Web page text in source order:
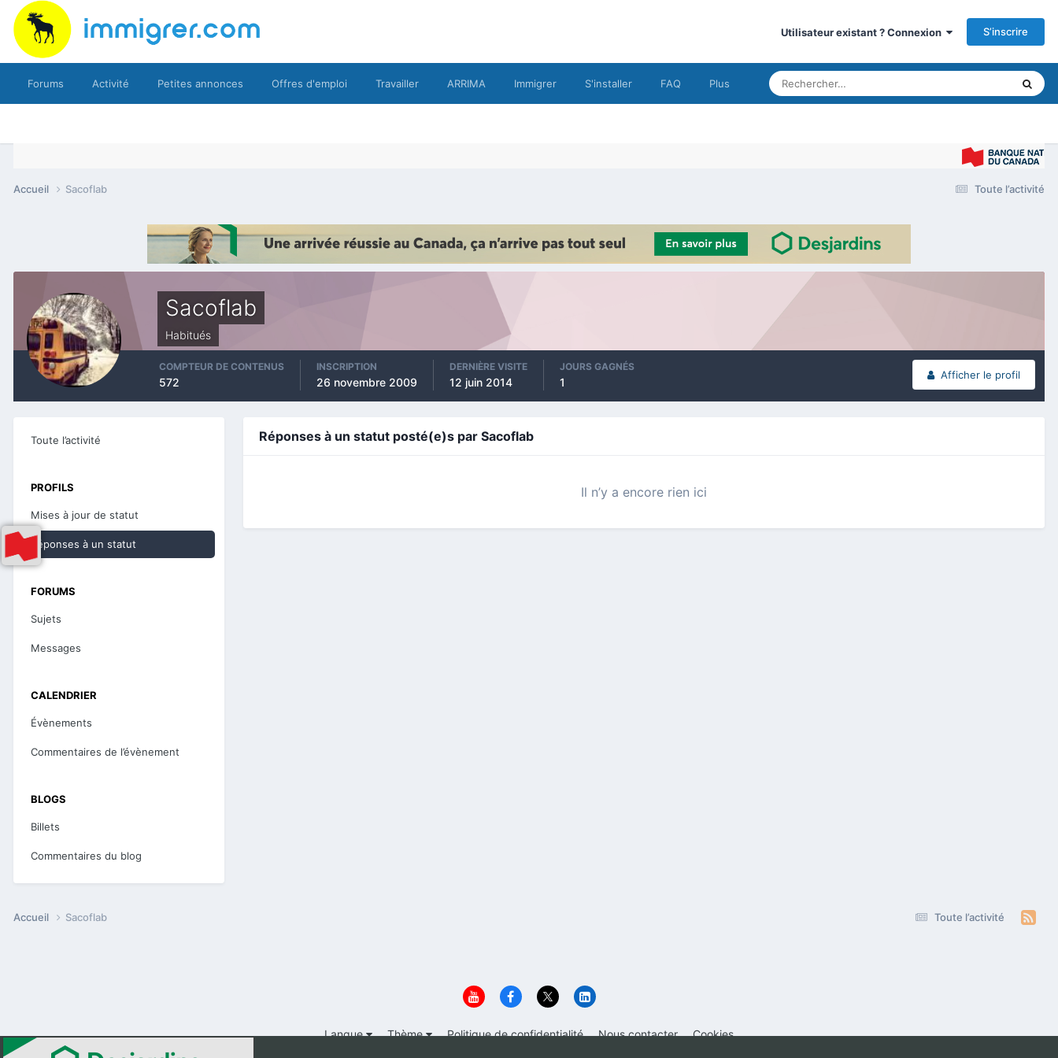
Utilisateur existant ? Connexion S’inscrire
Forums Activité Petites annonces Offres d'emploi Travailler ARRIMA Immigrer S'installer FAQ Plus
Toute l’activité
Accueil Sacoflab
Sacoflab
Habitués
Afficher le profil
COMPTEUR DE CONTENUS
572
INSCRIPTION
26 novembre 2009
DERNIÈRE VISITE
12 juin 2014
JOURS GAGNÉS
1
Toute l’activité
PROFILS
Mises à jour de statut
Réponses à un statut
FORUMS
Sujets
Messages
CALENDRIER
Évènements
Commentaires de l’évènement
BLOGS
Billets
Commentaires du blog
Réponses à un statut posté(e)s par Sacoflab
Il n’y a encore rien ici
Toute l’activité
Accueil Sacoflab
Langue Thème Politique de confidentialité Nous contacter Cookies